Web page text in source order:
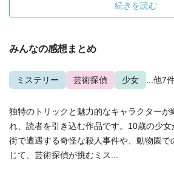
続きを読む
みんなの感想まとめ
ミステリー 芸術探偵 少女 ...他7
独特のトリックと魅力的なキャラクターが
れ、読者を引き込む作品です。10歳の少女
街で遭遇する奇怪な殺人事件や、動物園で
じて、芸術探偵が挑むミス...